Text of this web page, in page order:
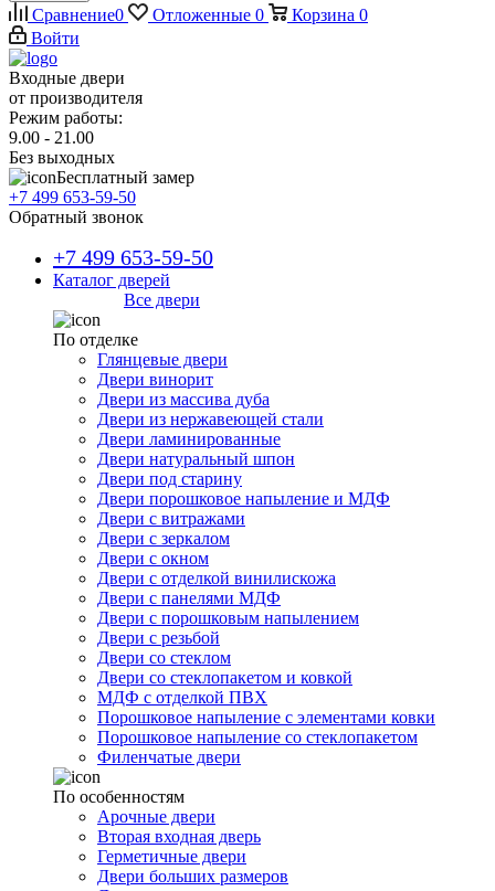
Сравнение0 Отложенные 0 Корзина 0
Войти
Входные двери
от производителя
Режим работы:
9.00 - 21.00
Без выходных
Бесплатный замер
+7 499 653-59-50
Обратный звонок
+7 499 653-59-50
Каталог дверей
Все двери
По отделке
Глянцевые двери
Двери винорит
Двери из массива дуба
Двери из нержавеющей стали
Двери ламинированные
Двери натуральный шпон
Двери под старину
Двери порошковое напыление и МДФ
Двери с витражами
Двери с зеркалом
Двери с окном
Двери с отделкой винилискожа
Двери с панелями МДФ
Двери с порошковым напылением
Двери с резьбой
Двери со стеклом
Двери со стеклопакетом и ковкой
МДФ с отделкой ПВХ
Порошковое напыление с элементами ковки
Порошковое напыление со стеклопакетом
Филенчатые двери
По особенностям
Арочные двери
Вторая входная дверь
Герметичные двери
Двери больших размеров